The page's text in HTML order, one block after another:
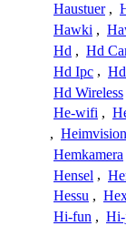
Haustuer ,
Hawki ,
Hd , Hd
Hd Ipc ,
Hd Wireless
He-wifi ,
, Heimvision
Hemkamera
Hensel ,
Hessu ,
Hi-fun ,